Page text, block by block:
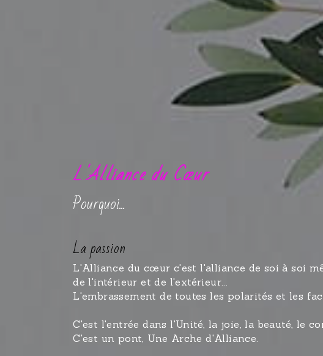
L'Alliance du Cœur
Pourquoi...
La passion
L'Alliance du cœur c'est l'alliance de soi à soi
de l'intérieur et de l'extérieur...
L'embrassement de toutes les polarités et les
C'est l'entrée dans l'Unité, la joie, la beauté, le
C'est un pont, Une Arche d'Alliance.